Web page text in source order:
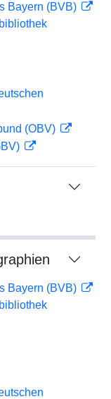
Bayern (BVB)
(OBV)
Bayern (BVB)